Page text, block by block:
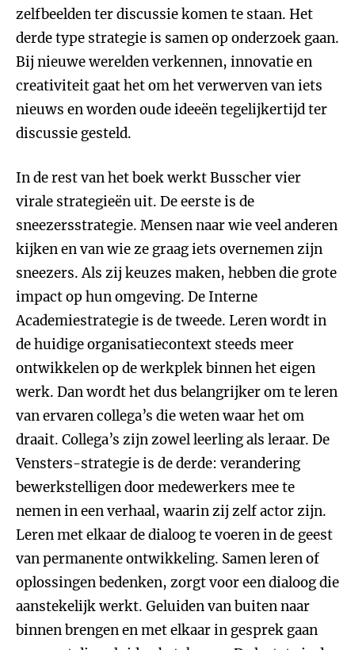
zelfbeelden ter discussie komen te staan. Het
derde type strategie is samen op onderzoek gaan.
Bij nieuwe werelden verkennen, innovatie en
creativiteit gaat het om het verwerven van iets
nieuws en worden oude ideeën tegelijkertijd ter
discussie gesteld.
In de rest van het boek werkt Busscher vier
virale strategieën uit. De eerste is de
sneezersstrategie. Mensen naar wie veel anderen
kijken en van wie ze graag iets overnemen zijn
sneezers. Als zij keuzes maken, hebben die grote
impact op hun omgeving. De Interne
Academiestrategie is de tweede. Leren wordt in
de huidige organisatiecontext steeds meer
ontwikkelen op de werkplek binnen het eigen
werk. Dan wordt het dus belangrijker om te leren
van ervaren collega’s die weten waar het om
draait. Collega’s zijn zowel leerling als leraar. De
Vensters-strategie is de derde: verandering
bewerkstelligen door medewerkers mee te
nemen in een verhaal, waarin zij zelf actor zijn.
Leren met elkaar de dialoog te voeren in de geest
van permanente ontwikkeling. Samen leren of
oplossingen bedenken, zorgt voor een dialoog die
aanstekelijk werkt. Geluiden van buiten naar
binnen brengen en met elkaar in gesprek gaan